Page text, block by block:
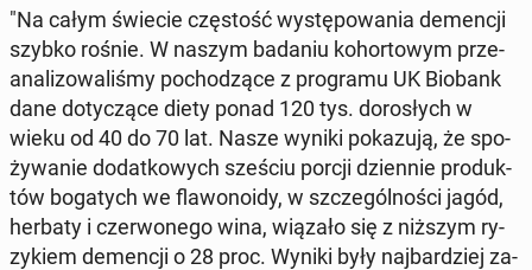
"Na całym świecie czę­stość wy­stę­po­wa­nia de­men­cji
szybko rośnie. W naszym badaniu ko­hor­to­wym prze­
ana­li­zo­wa­li­śmy po­cho­dzą­ce z pro­gra­mu UK Biobank
dane do­ty­czą­ce diety ponad 120 tys. do­ro­słych w
wieku od 40 do 70 lat. Nasze wyniki po­ka­zu­ją, że spo­
ży­wa­nie do­dat­ko­wych sześciu porcji dzien­nie pro­duk­
tów bo­ga­tych we fla­wo­no­idy, w szcze­gól­no­ści jagód,
herbaty i czer­wo­ne­go wina, wiązało się z niższym ry­
zy­kiem de­men­cji o 28 proc. Wyniki były naj­bar­dziej za­